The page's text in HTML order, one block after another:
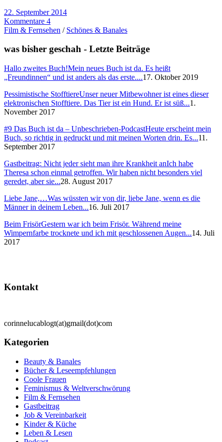
22. September 2014
Kommentare 4
Film & Fernsehen / Schönes & Banales
was bisher geschah - Letzte Beiträge
Hallo zweites Buch!Mein neues Buch ist da. Es heißt
„Freundinnen“ und ist anders als das erste....17. Oktober 2019
Pessimistische StofftiereUnser neuer Mitbewohner ist eines dieser
elektronischen Stofftiere. Das Tier ist ein Hund. Er ist süß...1.
November 2017
#9 Das Buch ist da – Unbeschrieben-PodcastHeute erscheint mein
Buch, so richtig in gedruckt und mit meinen Worten drin. Es...11.
September 2017
Gastbeitrag: Nicht jeder sieht man ihre Krankheit anIch habe
Theresa schon einmal getroffen. Wir haben nicht besonders viel
geredet, aber sie...28. August 2017
Liebe Jane,…Was wüssten wir von dir, liebe Jane, wenn es die
Männer in deinem Leben...16. Juli 2017
Beim FrisörGestern war ich beim Frisör. Während meine
Wimpernfarbe trocknete und ich mit geschlossenen Augen...14. Juli
2017
Kontakt
corinnelucablogt(at)gmail(dot)com
Kategorien
Beauty & Banales
Bücher & Leseempfehlungen
Coole Frauen
Feminismus & Weltverschwörung
Film & Fernsehen
Gastbeitrag
Job & Vereinbarkeit
Kinder & Küche
Leben & Lesen